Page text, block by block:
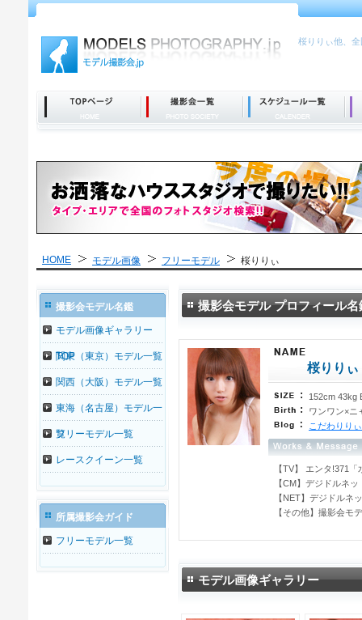
桜りりぃ他、
HOME モデル画像 フリーモデル 桜りりぃ
撮影会モデル プロフィール名
桜りりぃ
152cm 43kg
ワンワン×ニ
こだわりり
【TV】 エンタ!371
【CM】デジドルネッ
【NET】デジドルネ
【その他】撮影会モ
モデル画像ギャラリー
撮影会モデル名鑑
モデル画像ギャラリー
TOP
関東（東京）モデル一覧
関西（大阪）モデル一覧
東海（名古屋）モデル一
覧
フリーモデル一覧
レースクイーン一覧
所属撮影会ガイド
フリーモデル一覧